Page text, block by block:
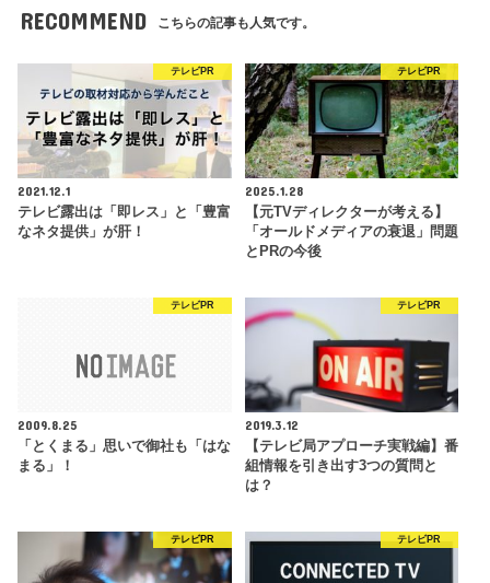
RECOMMEND こちらの記事も人気です。
テレビPR
2021.12.1
テレビ露出は「即レス」と「豊富
なネタ提供」が肝！
テレビPR
2025.1.28
【元TVディレクターが考える】
「オールドメディアの衰退」問題
とPRの今後
テレビPR
2009.8.25
「とくまる」思いで御社も「はな
まる」！
テレビPR
2019.3.12
【テレビ局アプローチ実戦編】番
組情報を引き出す3つの質問と
は？
テレビPR テレビPR